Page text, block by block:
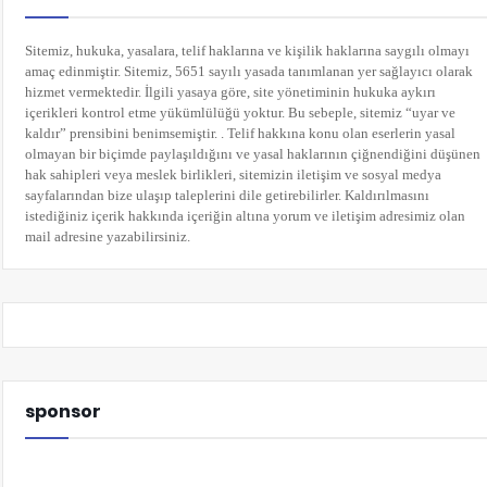
Sitemiz, hukuka, yasalara, telif haklarına ve kişilik haklarına saygılı olmayı
amaç edinmiştir. Sitemiz, 5651 sayılı yasada tanımlanan yer sağlayıcı olarak
hizmet vermektedir. İlgili yasaya göre, site yönetiminin hukuka aykırı
içerikleri kontrol etme yükümlülüğü yoktur. Bu sebeple, sitemiz “uyar ve
kaldır” prensibini benimsemiştir. . Telif hakkına konu olan eserlerin yasal
olmayan bir biçimde paylaşıldığını ve yasal haklarının çiğnendiğini düşünen
hak sahipleri veya meslek birlikleri, sitemizin iletişim ve sosyal medya
sayfalarından bize ulaşıp taleplerini dile getirebilirler. Kaldırılmasını
istediğiniz içerik hakkında içeriğin altına yorumve iletişim adresimiz olan
mail adresine yazabilirsiniz.
sponsor